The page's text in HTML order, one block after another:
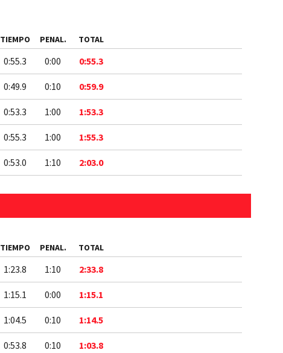
TIEMPO PENAL. TOTAL
0:55.3 0:00 0:55.3
0:49.9 0:10 0:59.9
0:53.3 1:00 1:53.3
0:55.3 1:00 1:55.3
0:53.0 1:10 2:03.0
TIEMPO PENAL. TOTAL
1:23.8 1:10 2:33.8
1:15.1 0:00 1:15.1
1:04.5 0:10 1:14.5
0:53.8 0:10 1:03.8